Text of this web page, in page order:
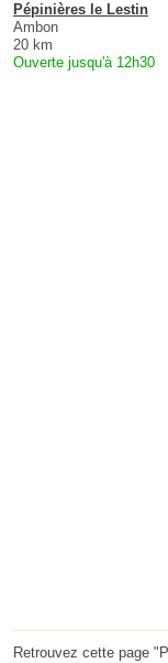
Pépinières le Lestin
Ambon
20 km
Ouverte jusqu'à 12h30
Retrouvez cette page